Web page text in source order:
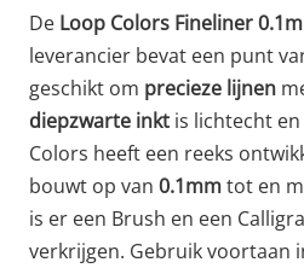
De Loop Colors Fineliner
leverancier bevat een punt
geschikt om precieze lijnen
diepzwarte inkt is lichtecht
Colors heeft een reeks
bouwt op van 0.1mmtot en
is er een Brush en een
verkrijgen. Gebruik voortaan